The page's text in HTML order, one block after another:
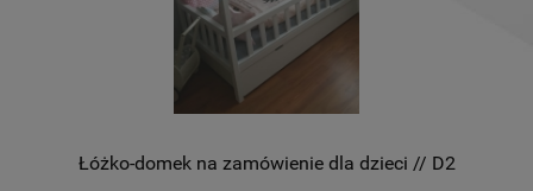
Łóżko-domek na zamówienie dla dzieci // D2